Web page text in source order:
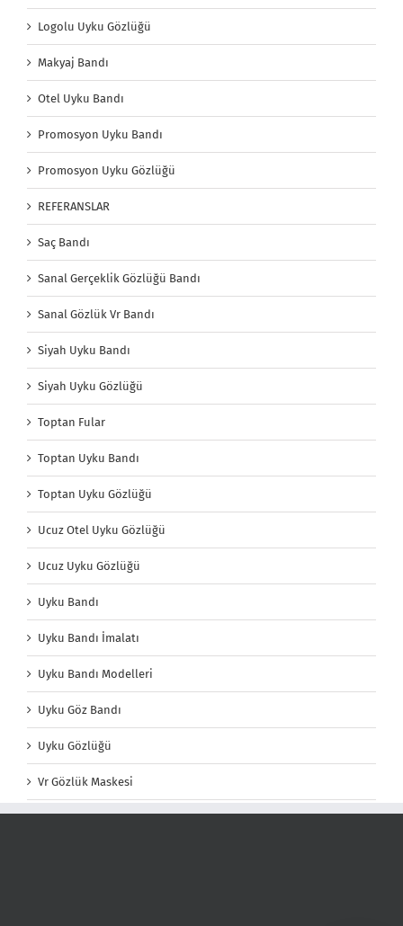
Logolu Uyku Gözlüğü
Makyaj Bandı
Otel Uyku Bandı
Promosyon Uyku Bandı
Promosyon Uyku Gözlüğü
REFERANSLAR
Saç Bandı
Sanal Gerçeklik Gözlüğü Bandı
Sanal Gözlük Vr Bandı
Siyah Uyku Bandı
Siyah Uyku Gözlüğü
Toptan Fular
Toptan Uyku Bandı
Toptan Uyku Gözlüğü
Ucuz Otel Uyku Gözlüğü
Ucuz Uyku Gözlüğü
Uyku Bandı
Uyku Bandı İmalatı
Uyku Bandı Modelleri
Uyku Göz Bandı
Uyku Gözlüğü
Vr Gözlük Maskesi